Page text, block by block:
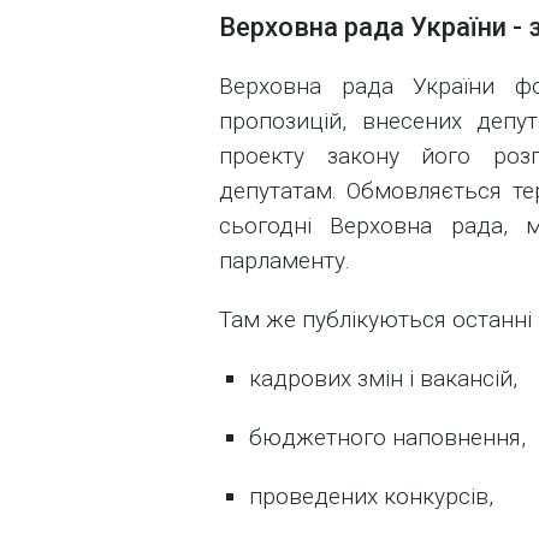
Верховна рада України -
Верховна рада України
пропозицій, внесених
проекту закону його
депутатам. Обмовляється
сьогодні Верховна рада,
парламенту.
Там же публікуються
кадрових змін і вакансій,
бюджетного наповнення,
проведених конкурсів,